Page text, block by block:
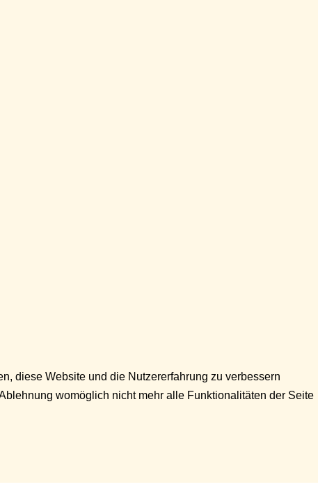
diese Website und die Nutzererfahrung zu verbessern
womöglich nicht mehr alle Funktionalitäten der Seite